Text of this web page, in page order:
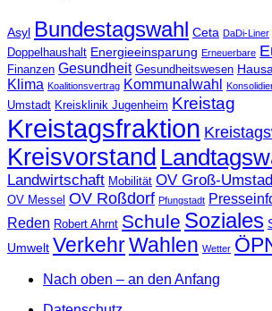
Asyl Bundestagswahl Ceta DaDi-Liner
Doppelhaushalt Energieeinsparung Erneuerbare
Finanzen Gesundheit Gesundheitswesen
Klima Koalitionsvertrag Kommunalwahl
Umstadt Kreisklinik Jugenheim Kreistag
Kreistagsfraktion
Kreisvorstand
Landwirtschaft Mobilität OV Groß-
OV Messel OV Roßdorf Pfungstadt
Reden Robert Ahrnt Schule Soziales
Umwelt VerkehrWahlen Wetter
Nach oben – an den Anfang